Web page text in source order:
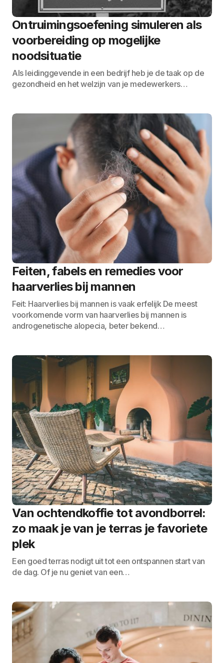
Ontruimingsoefening simuleren als
voorbereiding op mogelijke
noodsituatie
Als leidinggevende in een bedrijf heb je de taak op de
gezondheid en het welzijn van je medewerkers…
Feiten, fabels en remedies voor
haarverlies bij mannen
Feit: Haarverlies bij mannen is vaak erfelijk De meest
voorkomende vorm van haarverlies bij mannen is
androgenetische alopecia, beter bekend…
Van ochtendkoffie tot avondborrel:
zo maak je van je terras je favoriete
plek
Een goed terras nodigt uit tot een ontspannen start van
de dag. Of je nu geniet van een…